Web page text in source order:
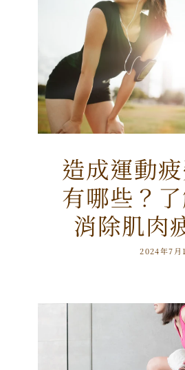
造成運動
有哪些？
消除肌肉
2024年7月